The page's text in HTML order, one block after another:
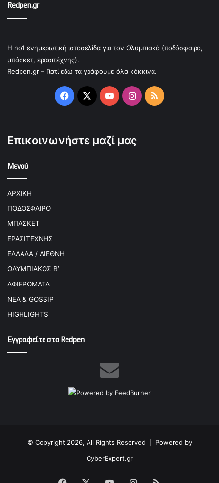
Redpen.gr
Η no1 ενημερωτική ιστοσελίδα για τον Ολυμπιακό (ποδόσφαιρο,
μπάσκετ, ερασιτέχνης).
Redpen.gr – Γιατί εδώ τα γράφουμε όλα κόκκινα.
Facebook
X YouTubeInstagram
RSS
Επικοινωνήστε μαζί μας
Μενού
ΑΡΧΙΚΗ
ΠΟΔΟΣΦΑΙΡΟ
ΜΠΑΣΚΕΤ
ΕΡΑΣΙΤΕΧΝΗΣ
ΕΛΛΑΔΑ / ΔΙΕΘΝΗ
ΟΛΥΜΠΙΑΚΟΣ Β’
ΑΦΙΕΡΩΜΑΤΑ
ΝΕΑ & GOSSIP
HIGHLIGHTS
Εγγραφείτε στο Redpen
© Copyright 2026, All Rights Reserved | Powered by
CyberExpert.gr